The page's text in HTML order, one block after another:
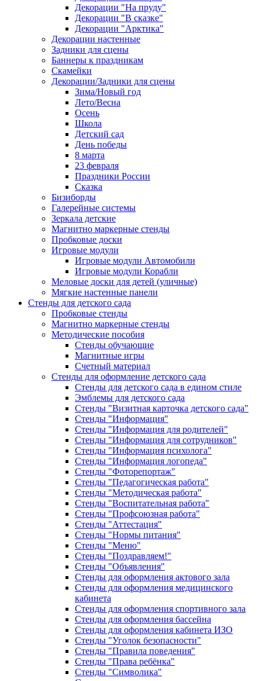
Декорации "На пруду"
Декорации "В сказке"
Декорации "Арктика"
Декорации настенные
Задники для сцены
Баннеры к праздникам
Скамейки
Декорации/Задники для сцены
Зима/Новый год
Лето/Весна
Осень
Школа
Детский сад
День победы
8 марта
23 февраля
Праздники России
Сказка
Бизиборды
Галерейные системы
Зеркала детские
Магнитно маркерные стенды
Пробковые доски
Игровые модули
Игровые модули Автомобили
Игровые модули Корабли
Меловые доски для детей (уличные)
Мягкие настенные панели
Стенды для детского сада
Пробковые стенды
Магнитно маркерные стенды
Методические пособия
Стенды обучающие
Магнитные игры
Счетный материал
Стенды для оформление детского сада
Стенды для детского сада в едином стиле
Эмблемы для детского сада
Стенды "Визитная карточка детского сада"
Стенды "Информация"
Стенды "Информация для родителей"
Стенды "Информация для сотрудников"
Стенды "Информация психолога"
Стенды "Информация логопеда"
Стенды "Фоторепортаж"
Стенды "Педагогическая работа"
Стенды "Методическая работа"
Стенды "Воспитательная работа"
Стенды "Профсоюзная работа"
Стенды "Аттестация"
Стенды "Нормы питания"
Стенды "Меню"
Стенды "Поздравляем!"
Стенды "Объявления"
Стенды для оформления актового зала
Стенды для оформления медицинского
кабинета
Стенды для оформления спортивного зала
Стенды для оформления бассейна
Стенды для оформления кабинета ИЗО
Стенды "Уголок безопасности"
Стенды "Правила поведения"
Стенды "Права ребёнка"
Стенды "Символика"